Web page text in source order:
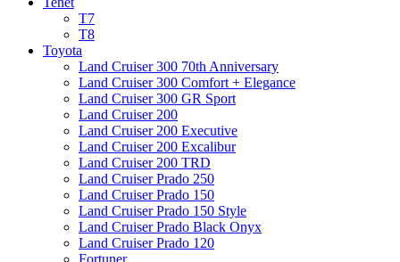
T7
T8
Toyota
Land Cruiser 300 70th Anniversary
Land Cruiser 300 Comfort + Elegance
Land Cruiser 300 GR Sport
Land Cruiser 200
Land Cruiser 200 Executive
Land Cruiser 200 Excalibur
Land Cruiser 200 TRD
Land Cruiser Prado 250
Land Cruiser Prado 150
Land Cruiser Prado 150 Style
Land Cruiser Prado Black Onyx
Land Cruiser Prado 120
Fortuner